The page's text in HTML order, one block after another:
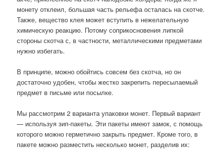
монету отклеил, большая часть рельефа осталась на скотче.
Также, вещество клея может вступить в нежелательную
химическую реакцию. Потому соприкосновения липкой
стороны скотча с, в частности, металлическими предметами
нужно избегать.
В принципе, можно обойтись совсем без скотча, но он
достаточно удобен, чтобы жестко закрепить пересылаемый
предмет в письме или посылке.
Мы рассмотрим 2 варианта упаковки монет. Первый вариант
— используя зип-пакеты. Эти пакеты имеют замок, с помощь
которого можно герметично закрыть предмет. Кроме того, в
пакете можно разместить несколько монет, разделив их: